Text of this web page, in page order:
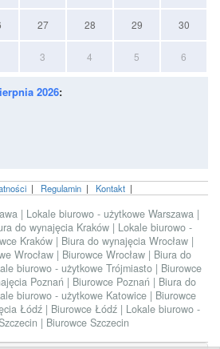
27 28 29 30
3 4 5 6
2026:
| Regulamin| Kontakt|
| Lokale biurowo - użytkowe Warszawa |
do wynajęcia Kraków | Lokale biurowo -
Kraków | Biura do wynajęcia Wrocław |
Wrocław | Biurowce Wrocław | Biura do
biurowo - użytkowe Trójmiasto | Biurowce
Poznań | Biurowce Poznań | Biura do
biurowo - użytkowe Katowice | Biurowce
Łódź | Biurowce Łódź | Lokale biurowo -
| Biurowce Szczecin